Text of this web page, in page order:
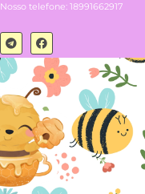
Nosso telefone: 18991662917